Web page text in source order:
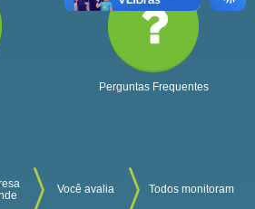
Perguntas Frequentes
Você avalia Todos monitoram